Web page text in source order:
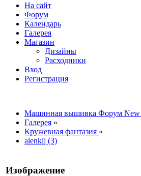
На сайт
Форум
Календарь
Галерея
Магазин
Дизайны
Расходники
Вход
Регистрация
Машинная вышивка Форум New
Галерея »
Кружевная фантазия »
alenkij (3)
Изображение